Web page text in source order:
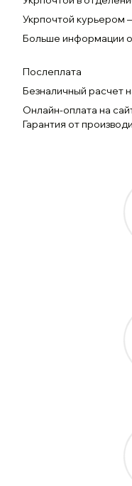
Укрпочтой курьером
Больше информации о
Послеплата
Безналичный расчет
Онлайн-оплата на
Гарантия от